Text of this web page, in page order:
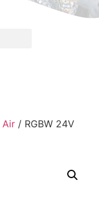
Air / RGBW 24V